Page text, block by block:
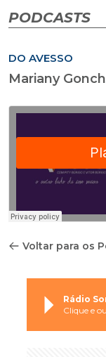
PODCASTS
DO AVESSO
Mariany
Voltar para os
Rádio
Clique e